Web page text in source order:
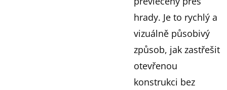
hrady. Je to rychlý a
vizuálně působivý
způsob, jak zastřešit
otevřenou
konstrukci bez